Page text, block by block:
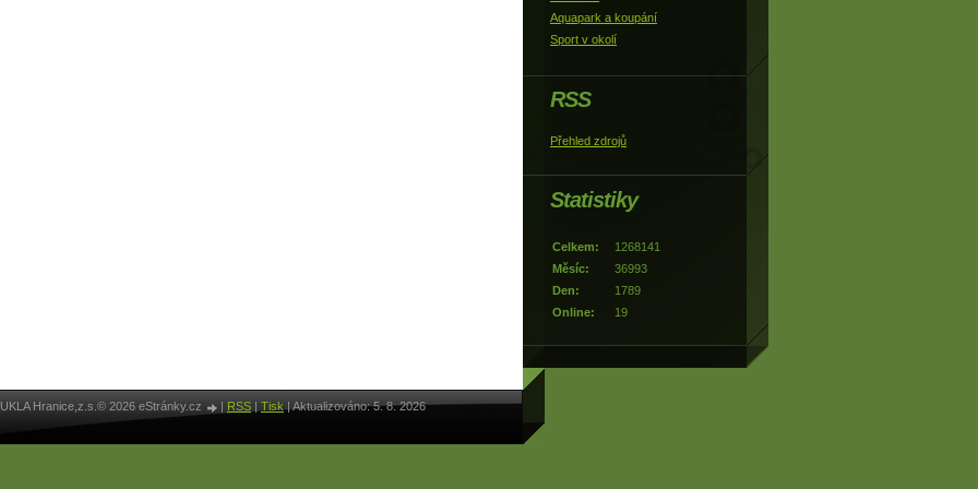
Aquapark a koupání
Sport v okolí
RSS
Přehled zdrojů
Statistiky
Online: 19
Celkem:
1268141
Měsíc:
36993
Den:
1789
Hranice,z.s.© 2026 eStránky.cz RSS Tisk Aktualizováno: 5. 8. 2026